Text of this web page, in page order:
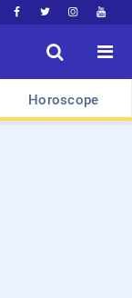
   


Horoscope